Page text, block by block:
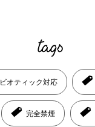
オティック対応
完全禁煙